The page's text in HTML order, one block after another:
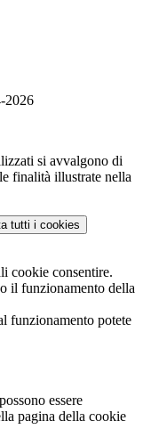
2026
si avvalgono di
finalità illustrate nella
tutti i cookies
cookie consentire.
il funzionamento della
funzionamento potete
essere
pagina della cookie